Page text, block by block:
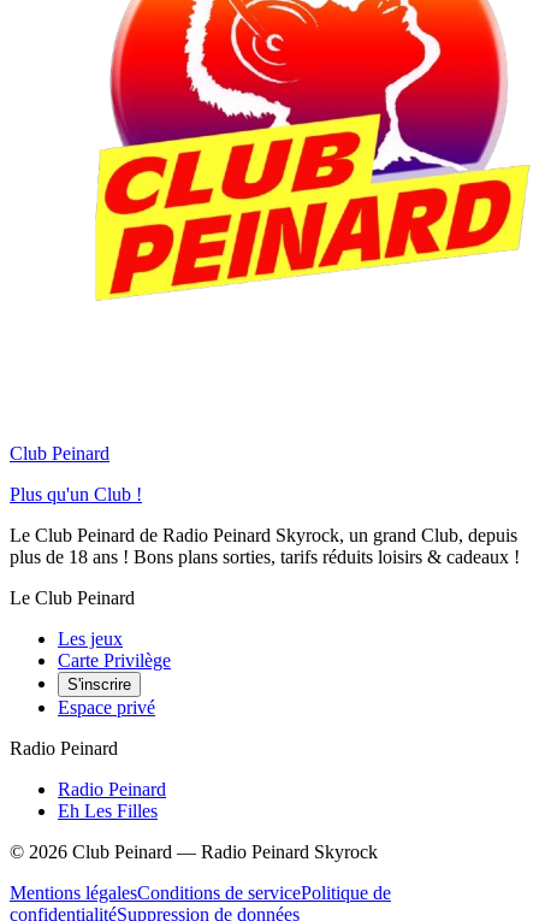
Club Peinard
Plus qu'un Club !
Le Club Peinard de Radio Peinard Skyrock, un grand Club, depuis
plus de 18 ans ! Bons plans sorties, tarifs réduits loisirs & cadeaux !
Le Club Peinard
Les jeux
Carte Privilège
S'inscrire
Espace privé
Radio Peinard
Radio Peinard
Eh Les Filles
© 2026 Club Peinard — Radio Peinard Skyrock
Mentions légalesConditions de servicePolitique de
confidentialitéSuppression de données